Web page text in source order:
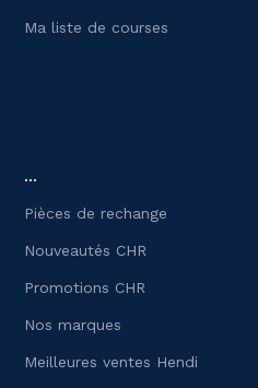
Ma liste de courses
...
Pièces de rechange
Nouveautés CHR
Promotions CHR
Nos marques
Meilleures ventes Hendi